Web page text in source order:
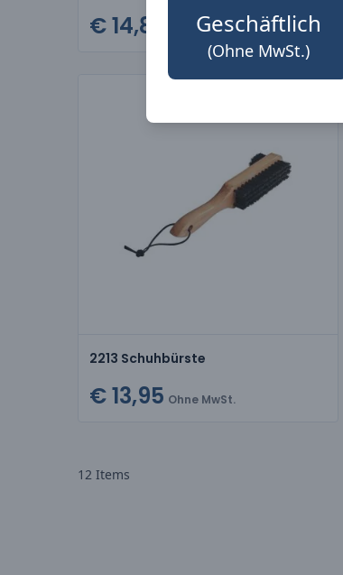
Geschäftlich
(Ohne MwSt.)
€ 14,85 Ohne MwSt.
2213 Schuhbürste
€ 13,95 Ohne MwSt.
12 Items